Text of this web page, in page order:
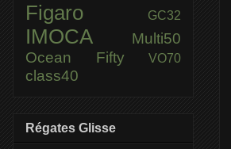
Figaro GC32
IMOCA
Multi50
Ocean Fifty
VO70
class40
Régates Glisse